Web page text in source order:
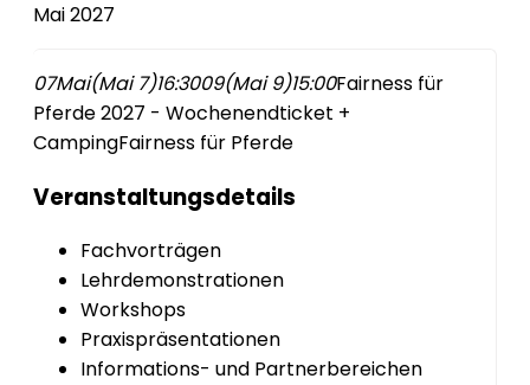
Mai 2027
07Mai(Mai 7)16:3009(Mai 9)15:00Fairness für
Pferde 2027 - Wochenendticket +
CampingFairness für Pferde
Veranstaltungsdetails
Fachvorträgen
Lehrdemonstrationen
Workshops
Praxispräsentationen
Informations- und Partnerbereichen